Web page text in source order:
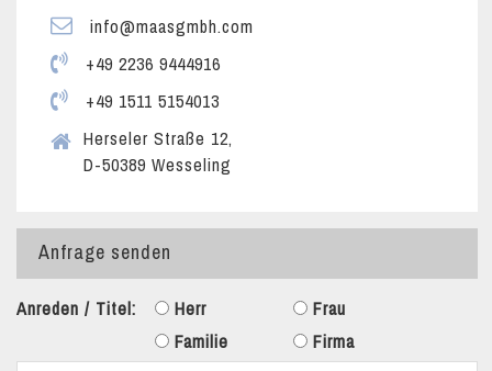
info@maasgmbh.com
+49 2236 9444916
+49 1511 5154013
Herseler Straße 12,
D-50389 Wesseling
Anfrage senden
Anreden / Titel: Herr
Frau
Familie
Firma